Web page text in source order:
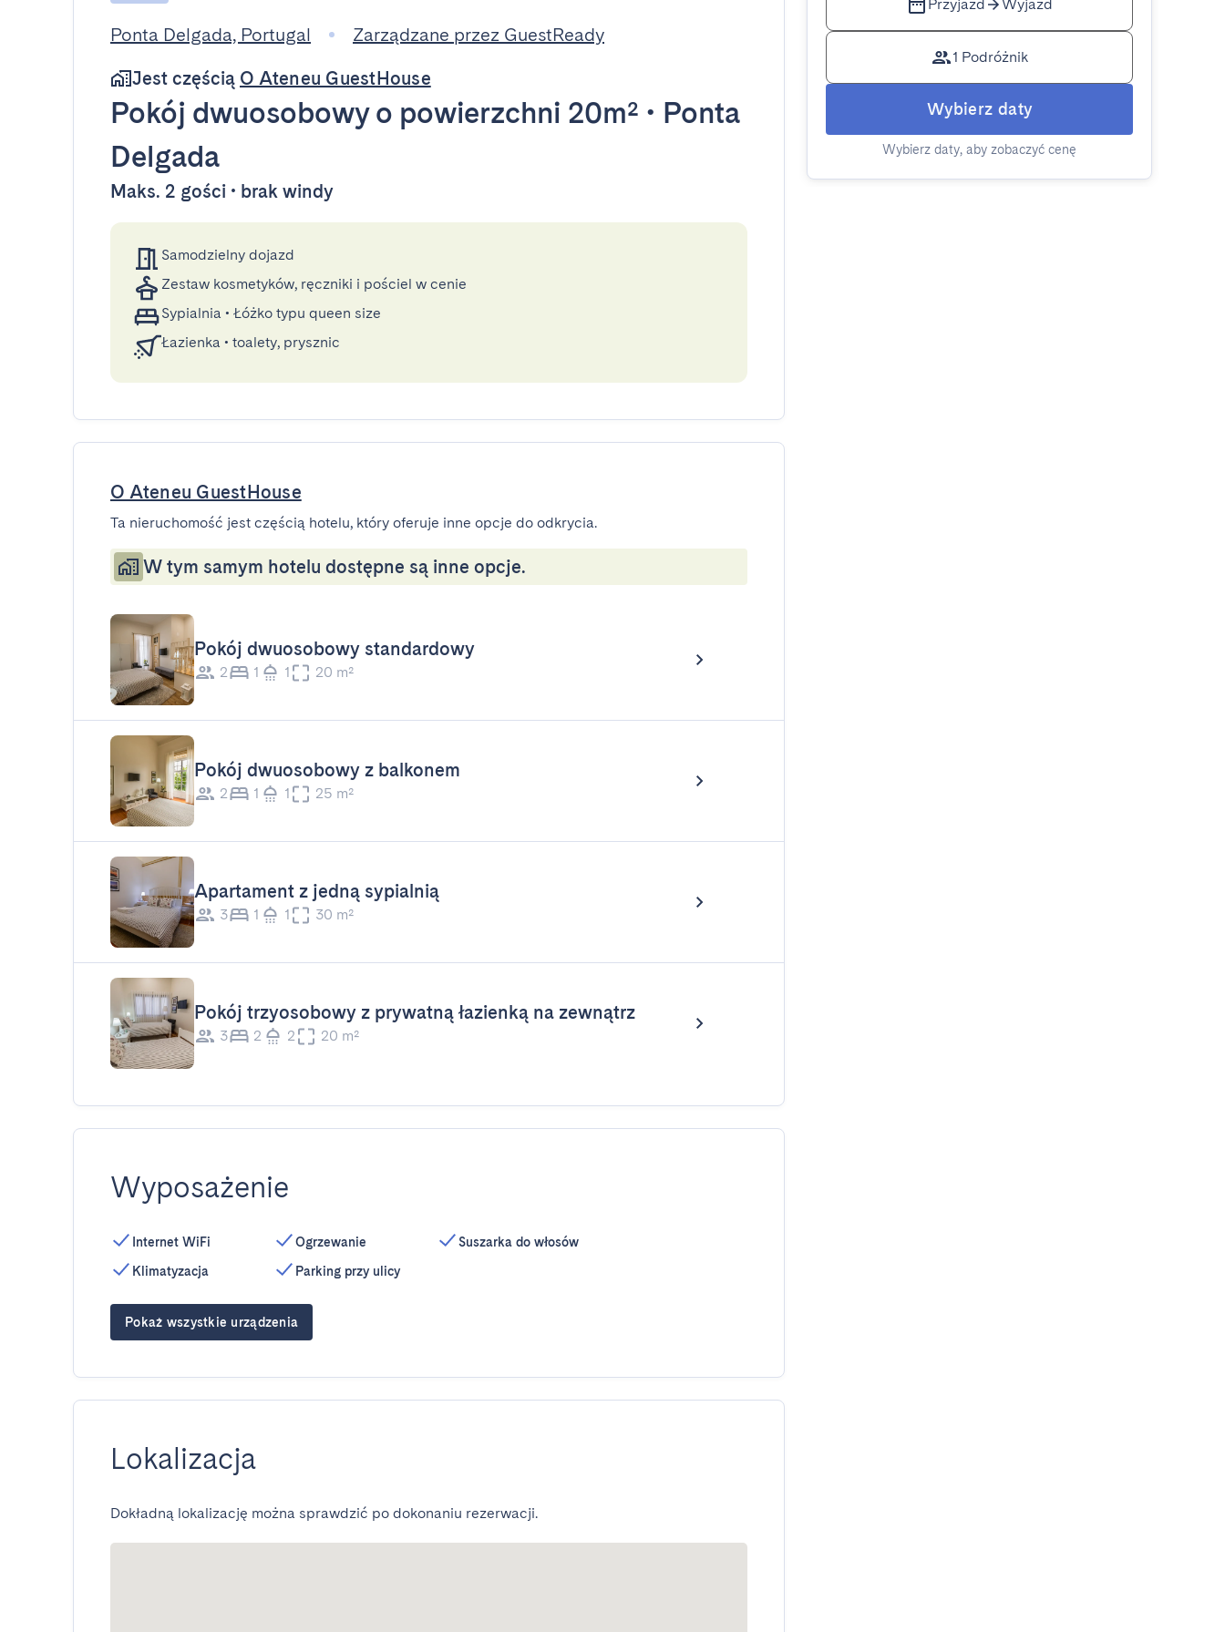
Ponta Delgada, Portugal
Zarządzane przez GuestReady
Jest częścią O Ateneu GuestHouse
Pokój dwuosobowyo powierzchni 20m² • Ponta
Delgada
Maks. 2 gości • brak windy
Samodzielny dojazd
Zestaw kosmetyków, ręczniki i pościel w cenie
Sypialnia • Łóżko typu queen size
Łazienka • toalety, prysznic
O Ateneu GuestHouse
Ta nieruchomość jest częścią hotelu, który oferuje inne opcje do odkrycia.
W tym samym hotelu dostępne są inne opcje.
Pokój dwuosobowy standardowy
2 1 1 20 m²
Pokój dwuosobowy z balkonem
2 1 1 25 m²
Apartament z jedną sypialnią
3 1 1 30 m²
Pokój trzyosobowy z prywatną łazienką na zewnątrz
3 2 2 20 m²
Wyposażenie
Internet WiFi
Klimatyzacja
Ogrzewanie
Parking przy ulicy
Suszarka do włosów
Pokaż wszystkie urządzenia
Lokalizacja
Dokładną lokalizację można sprawdzić po dokonaniu rezerwacji.
Przyjazd Wyjazd
1 Podróżnik
Wybierz daty
Wybierz daty, aby zobaczyć cenę